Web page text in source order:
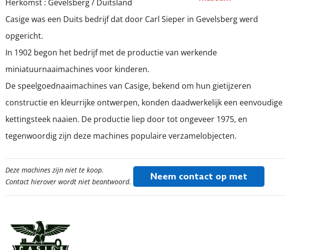
Herkomst : Gevelsberg / Duitsland
Casige was een Duits bedrijf dat door Carl Sieper in Gevelsberg werd
opgericht.
In 1902 begon het bedrijf met de productie van werkende
miniatuurnaaimachines voor kinderen.
De speelgoednaaimachines van Casige, bekend om hun gietijzeren
constructie en kleurrijke ontwerpen, konden daadwerkelijk een eenvoudige
kettingsteek naaien. De productie liep door tot ongeveer 1975, en
tegenwoordig zijn deze machines populaire verzamelobjecten.
Deze machines zijn niet te koop.
Contact hierover wordt niet beantwoord.
Neem contact op met